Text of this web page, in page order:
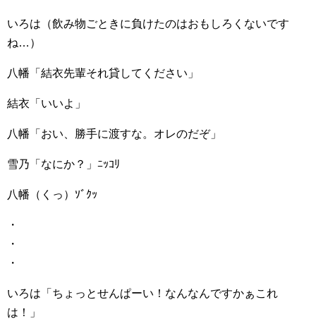
いろは（飲み物ごときに負けたのはおもしろくないです
ね…）
八幡「結衣先輩それ貸してください」
結衣「いいよ」
八幡「おい、勝手に渡すな。オレのだぞ」
雪乃「なにか？」ﾆｯｺﾘ
八幡（くっ）ｿﾞｸｯ
・
・
・
いろは「ちょっとせんぱーい！なんなんですかぁこれ
は！」